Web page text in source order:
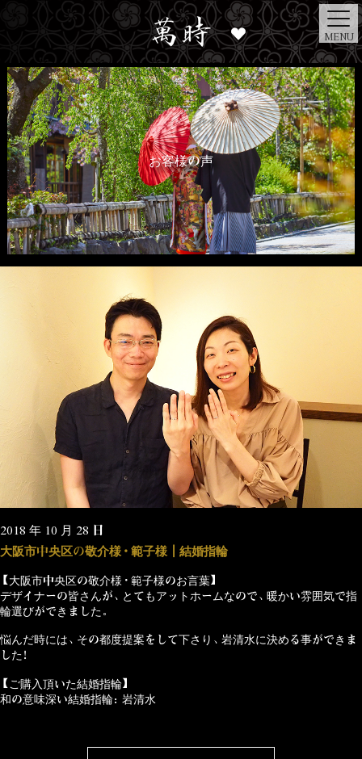
MENU
お客様の声
2018 年 10 月 28 日
大阪市中央区の敬介様・範子様┃結婚指輪
【大阪市中央区の敬介様・範子様のお言葉】
デザイナーの皆さんが、とてもアットホームなので、暖かい雰囲気で指
輪選びができました。
悩んだ時には、その都度提案をして下さり、岩清水に決める事ができま
した！
【ご購入頂いた結婚指輪】
和の意味深い結婚指輪：岩清水